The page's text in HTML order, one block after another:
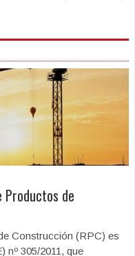
Productos de
Construcción (RPC) es
nº 305/2011, que